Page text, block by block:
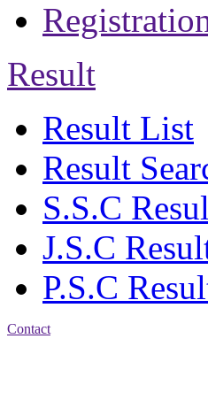
Result
Result List
Result
S.S.C
J.S.C
P.S.C
Contact